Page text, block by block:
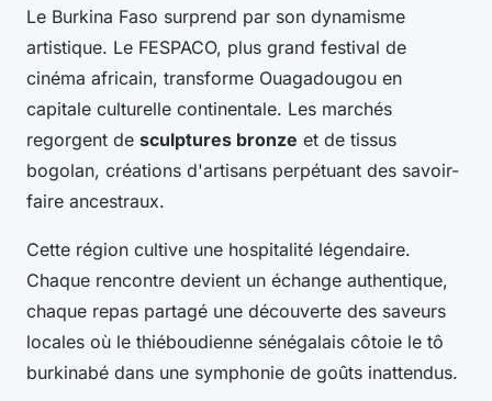
Le Burkina Faso surprend par son dynamisme
artistique. Le FESPACO, plus grand festival de
cinéma africain, transforme Ouagadougou en
capitale culturelle continentale. Les marchés
regorgent de sculptures bronze et de tissus
bogolan, créations d'artisans perpétuant des savoir-
faire ancestraux.
Cette région cultive une hospitalité légendaire.
Chaque rencontre devient un échange authentique,
chaque repas partagé une découverte des saveurs
locales où le thiéboudienne sénégalais côtoie le tô
burkinabé dans une symphonie de goûts inattendus.